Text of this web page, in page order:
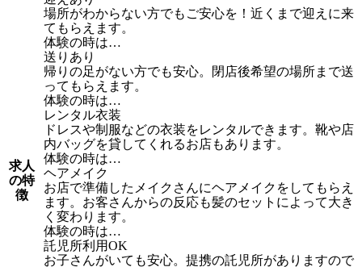
求人
の特
徴
場所がわからない方でもご安心を！近くまで迎えに来
てもらえます。
体験の時は…
送りあり
帰りの足がない方でも安心。閉店後希望の場所まで送
ってもらえます。
体験の時は…
レンタル衣装
ドレスや制服などの衣装をレンタルできます。靴や店
内バッグを貸してくれるお店もあります。
体験の時は…
ヘアメイク
お店で準備したメイクさんにヘアメイクをしてもらえ
ます。お客さんからの反応も髪のセットによって大き
く変わります。
体験の時は…
託児所利用OK
お子さんがいても安心。提携の託児所がありますので